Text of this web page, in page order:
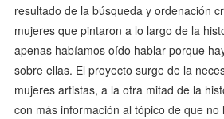
resultado de la búsqueda y ordenación
mujeres que pintaron a lo largo de la
apenas habíamos oído hablar porque
sobre ellas. El proyecto surge de la
mujeres artistas, a la otra mitad de la
con más información al tópico de que no